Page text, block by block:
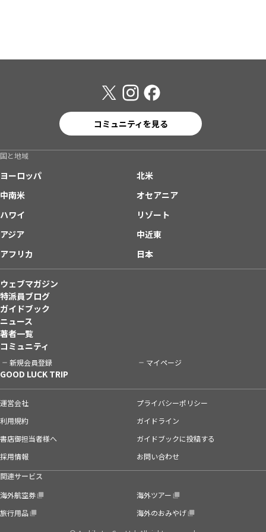
コミュニティを見る
国と地域
ヨーロッパ
北米
中南米
オセアニア
ハワイ
リゾート
アジア
中近東
アフリカ
日本
ウェブマガジン
特派員ブログ
ガイドブック
ニュース
著者一覧
コミュニティ
新規会員登録 マイページ
GOOD LUCK TRIP
運営会社
プライバシーポリシー
利用規約
ガイドライン
書店御担当者様へ
ガイドブックに投稿する
採用情報
お問い合わせ
関連サービス
海外航空券
海外ツアー
旅行用品
海外のおみやげ